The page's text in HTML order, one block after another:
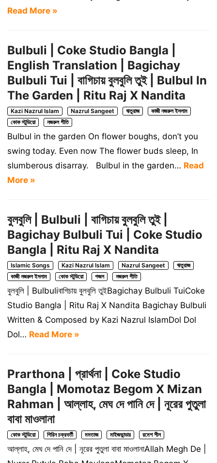
Read More »
Bulbuli | Coke Studio Bangla |
English Translation | Bagichay
Bulbuli Tui | বাগিচায় বুলবুলি তুই | Bulbul In
The Garden | Ritu Raj X Nandita
Kazi Nazrul Islam Nazrul Sangeet ঋতুরাজ
কাজী নজরুল ইসলাম
কোক স্টুডিয়ো
নজরুল গীতি
Bulbul in the garden On flower boughs, don’t you
swing today. Even now The flower buds sleep, In
slumberous disarray. Bulbul in the garden… Read
More »
বুলবুলি | Bulbuli | বাগিচায় বুলবুলি তুই |
Bagichay Bulbuli Tui | Coke Studio
Bangla | Ritu Raj X Nandita
Islamic Songs Kazi Nazrul Islam Nazrul Sangeet
ঋতুরাজ
কাজী নজরুল ইসলাম
কোক স্টুডিয়ো গজল নজরুল গীতি
বুলবুলি | Bulbuliবাগিচায় বুলবুলি তুইBagichay Bulbuli TuiCoke
Studio Bangla | Ritu Raj X Nandita Bagichay Bulbuli
Written & Composed by Kazi Nazrul IslamDol Dol
Dol… Read More »
Prarthona | প্রার্থনা | Coke Studio
Bangla | Momotaz Begom X Mizan
Rahman | আল্লাহ, মেঘ দে পানি দে | নূরের পুতুলা
বাবা মাওলানা
কোক স্টুডিয়ো গিরিন চক্রবর্তী মমতাজ মাইজভান্ডার রমেশ শীল
আল্লাহ, মেঘ দে পানি দে | নূরের পুতুলা বাবা মাওলানাAllah Megh De |